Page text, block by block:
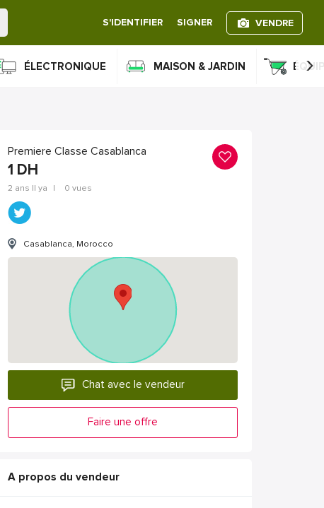
S'IDENTIFIER SIGNER VENDRE
ÉLECTRONIQUE MAISON & JARDIN ›
Premiere Classe Casablanca
1 DH
2 ans Il ya | 0 vues
Casablanca, Morocco
Chat avec le vendeur
Faire une offre
A propos du vendeur